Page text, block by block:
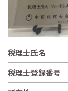
税理士氏名
税理士登録番号